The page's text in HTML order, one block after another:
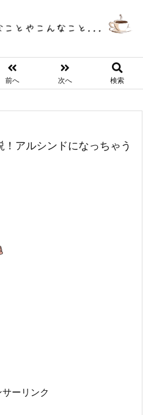
前へ 次へ 検索
アルシンドになっちゃう
ーリンク